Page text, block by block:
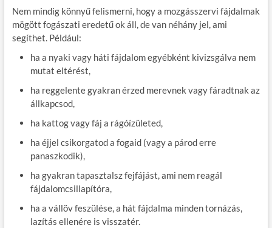
Nem mindig könnyű felismerni, hogy a mozgásszervi fájdalmak
mögött fogászati eredetű ok áll, de van néhány jel, ami
segíthet. Például:
ha a nyaki vagy háti fájdalom egyébként kivizsgálva nem
mutat eltérést,
ha reggelente gyakran érzed merevnek vagy fáradtnak az
állkapcsod,
ha kattog vagy fáj a rágóízületed,
ha éjjel csikorgatod a fogaid (vagy a párod erre
panaszkodik),
ha gyakran tapasztalsz fejfájást, ami nem reagál
fájdalomcsillapítóra,
ha a vállöv feszülése, a hát fájdalma minden tornázás,
lazítás ellenére is visszatér.